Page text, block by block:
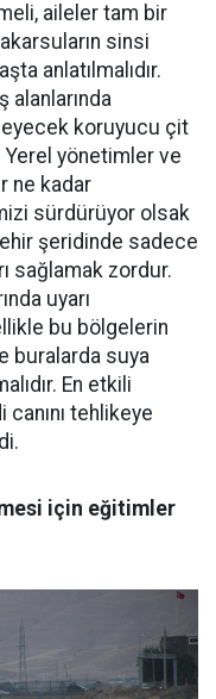
aileler tam bir
sinsi
anlatılmalıdır.
alanlarında
koruyucu çit
Yerel yönetimler ve
ne kadar
sürdürüyor olsak
şeridinde sadece
sağlamak zordur.
uyarı
bu bölgelerin
buralarda suya
En etkili
tehlikeye
için eğitimler